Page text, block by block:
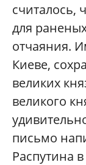
считалось,
для
отчаяния.
Киеве,
великих
великого
письмо
Распутина